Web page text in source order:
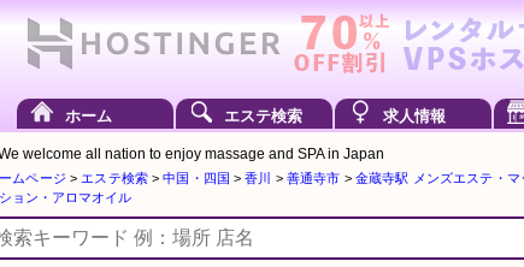
ホーム エステ検索 求人情報
welcome all nation to enjoy massage and SPA in Japan
ムページ > エステ検索>中国・四国 >香川 > 善通寺市 > 金蔵寺駅 メンズエステ・
ョン・アロマオイル